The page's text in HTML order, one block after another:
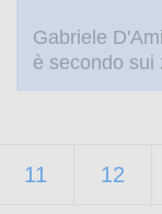
Gabriele
è secondo sui
11 12